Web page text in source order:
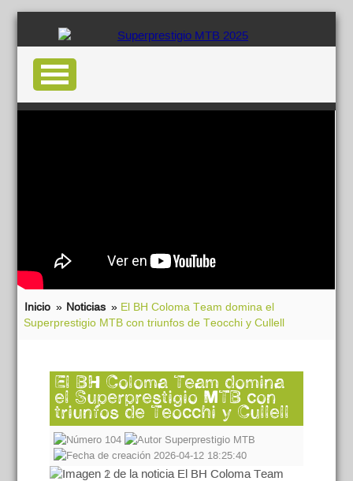
Inicio » Noticias » El BH Coloma Team domina el
Superprestigio MTB con triunfos de Teocchi y Cullell
El BH Coloma Team domina
el Superprestigio MTB con
triunfos de Teocchi y Cullell
104
Superprestigio MTB
2026-04-12 18:25:40